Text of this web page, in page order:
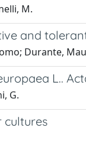
M.
and
Durante,
L..
G.
cultures